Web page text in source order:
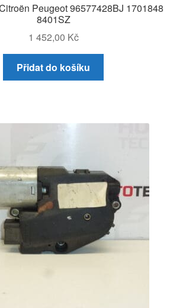
Peugeot 96577428BJ 1701848
8401SZ
1 452,00 Kč
Přidat do košíku